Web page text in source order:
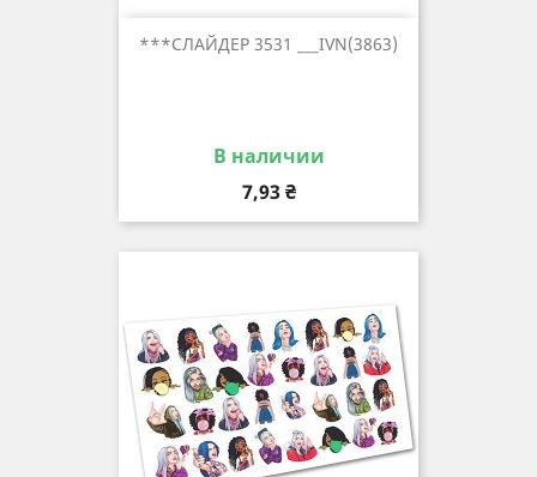
***СЛАЙДЕР 3531 ___IVN(3863)
В наличии
Цена
7,93 ₴